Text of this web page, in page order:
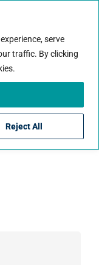
serve
traffic. By clicking
Reject Allà